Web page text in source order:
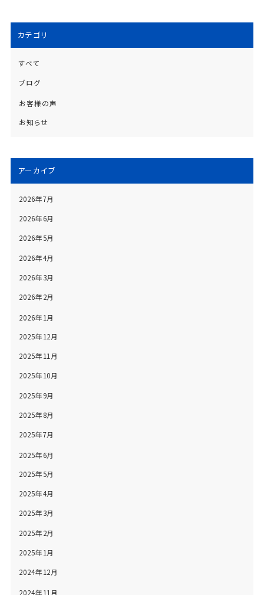
カテゴリ
すべて
ブログ
お客様の声
お知らせ
アーカイブ
2026年7月
2026年6月
2026年5月
2026年4月
2026年3月
2026年2月
2026年1月
2025年12月
2025年11月
2025年10月
2025年9月
2025年8月
2025年7月
2025年6月
2025年5月
2025年4月
2025年3月
2025年2月
2025年1月
2024年12月
2024年11月